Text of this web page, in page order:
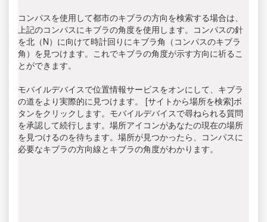
コンパスを使用して都市のキブラの方向を検索する場合は、
上記のコンパスにキブラの角度を使用します。コンパスの針
を北（N）に向けて時計回りにキブラ角（コンパスのキブラ
角）を見つけます。これでキブラの角度が示す方向に祈るこ
とができます。
モバイルデバイスで位置情報サービスをオンにして、キブラ
の道をより実際的に見つけます。 [サイトから場所を検索]ボ
タンをクリックします。モバイルデバイスで尋ねられる質問
を承認して続行します。場所アイコンがあなたの現在の場所
を見つけるのを待ちます。場所が見つかったら、コンパスに
必要なキブラの方向線とキブラの角度がわかります。